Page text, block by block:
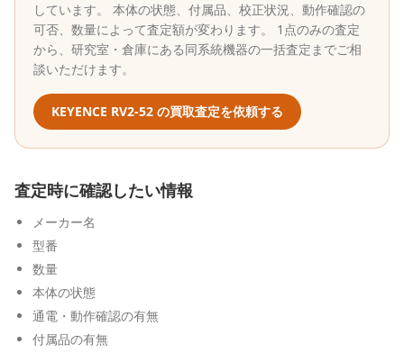
しています。 本体の状態、付属品、校正状況、動作確認の
可否、数量によって査定額が変わります。 1点のみの査定
から、研究室・倉庫にある同系統機器の一括査定までご相
談いただけます。
KEYENCE RV2-52 の買取査定を依頼する
査定時に確認したい情報
メーカー名
型番
数量
本体の状態
通電・動作確認の有無
付属品の有無